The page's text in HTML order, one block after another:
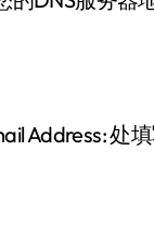
Address: 处